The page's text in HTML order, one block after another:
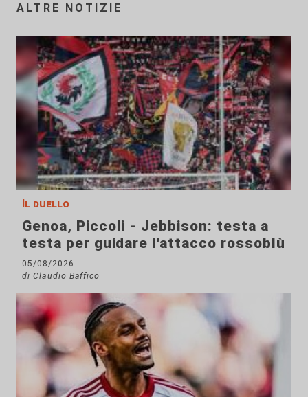
ALTRE NOTIZIE
Il duello
Genoa, Piccoli - Jebbison: testa a
testa per guidare l'attacco rossoblù
05/08/2026
di Claudio Baffico